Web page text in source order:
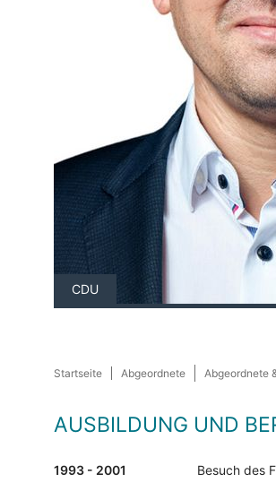
CDU
Startseite Abgeordnete Abgeordnete
AUSBILDUNG UND
1993 - 2001
Besuch des